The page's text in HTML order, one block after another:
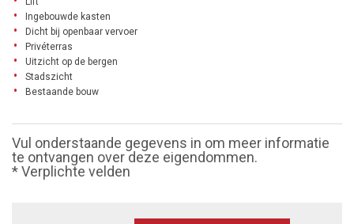
Ingebouwde kasten
Dicht bij openbaar vervoer
Privéterras
Uitzicht op de bergen
Stadszicht
Bestaande bouw
Vul onderstaande gegevens in om meer informatie
te ontvangen over deze eigendommen.
* Verplichte velden